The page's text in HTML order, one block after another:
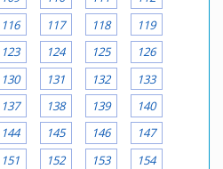
116 117 118
119
123 124 125
126
130 131 132
133
137 138 139
140
144 145 146
147
151 152 153
154